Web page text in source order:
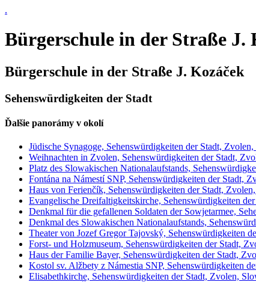
.
Bürgerschule in der Straße J.
Bürgerschule in der Straße J. Kozáček
Sehenswürdigkeiten der Stadt
Ďalšie panorámy v okolí
Jüdische Synagoge, Sehenswürdigkeiten der Stadt,
Weihnachten in Zvolen, Sehenswürdigkeiten der Stadt,
Platz des Slowakischen Nationalaufstands,
Fontána na Námestí SNP, Sehenswürdigkeiten der Stadt,
Haus von Ferienčík, Sehenswürdigkeiten der Stadt,
Evangelische Dreifaltigkeitskirche, Sehenswürdigkeiten
Denkmal für die gefallenen Soldaten der Sowjetarmee,
Denkmal des Slowakischen Nationalaufstands,
Theater von Jozef Gregor Tajovský, Sehenswürdigkeiten
Forst- und Holzmuseum, Sehenswürdigkeiten der Stadt,
Haus der Familie Bayer, Sehenswürdigkeiten der Stadt,
Kostol sv. Alžbety z Námestia SNP, Sehenswürdigkeiten
Elisabethkirche, Sehenswürdigkeiten der Stadt, Zvolen,